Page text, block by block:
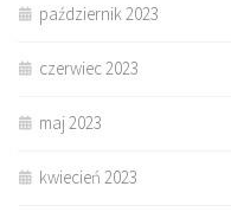
październik 2023
czerwiec 2023
maj 2023
kwiecień 2023